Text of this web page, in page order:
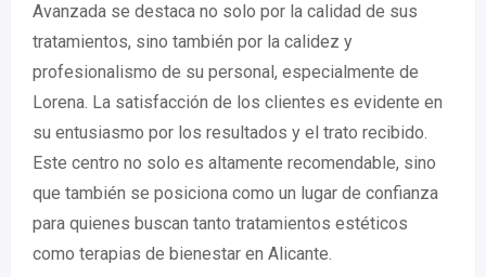
Avanzada se destaca no solo por la calidad de sus
tratamientos, sino también por la calidez y
profesionalismo de su personal, especialmente de
Lorena. La satisfacción de los clientes es evidente en
su entusiasmo por los resultados y el trato recibido.
Este centro no solo es altamente recomendable, sino
que también se posiciona como un lugar de confianza
para quienes buscan tanto tratamientos estéticos
como terapias de bienestar en Alicante.